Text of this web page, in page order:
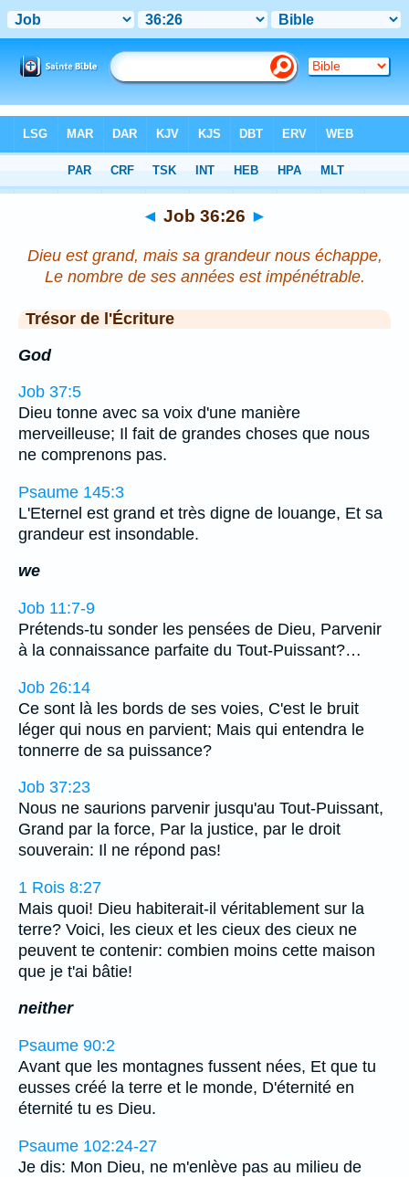
Chapitre 36 > Verset 26
◄ Job 36:26 ►
Dieu est grand, mais sa grandeur nous échappe,
Le nombre de ses années est impénétrable.
Trésor de l'Écriture
God
Job 37:5
Dieu tonne avec sa voix d'une manière
merveilleuse; Il fait de grandes choses que nous
ne comprenons pas.
Psaume 145:3
L'Eternel est grand et très digne de louange, Et sa
grandeur est insondable.
we
Job 11:7-9
Prétends-tu sonder les pensées de Dieu, Parvenir
à la connaissance parfaite du Tout-Puissant?…
Job 26:14
Ce sont là les bords de ses voies, C'est le bruit
léger qui nous en parvient; Mais qui entendra le
tonnerre de sa puissance?
Job 37:23
Nous ne saurions parvenir jusqu'au Tout-Puissant,
Grand par la force, Par la justice, par le droit
souverain: Il ne répond pas!
1 Rois 8:27
Mais quoi! Dieu habiterait-il véritablement sur la
terre? Voici, les cieux et les cieux des cieux ne
peuvent te contenir: combien moins cette maison
que je t'ai bâtie!
neither
Psaume 90:2
Avant que les montagnes fussent nées, Et que tu
eusses créé la terre et le monde, D'éternité en
éternité tu es Dieu.
Psaume 102:24-27
Je dis: Mon Dieu, ne m'enlève pas au milieu de